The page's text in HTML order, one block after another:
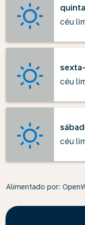
céu
céu
céu
Alimentado por: